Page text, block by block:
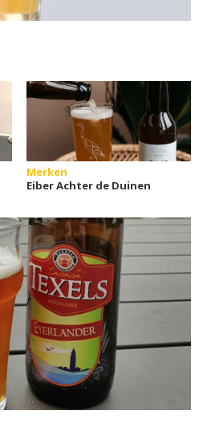
Merken
Eiber Achter de Duinen